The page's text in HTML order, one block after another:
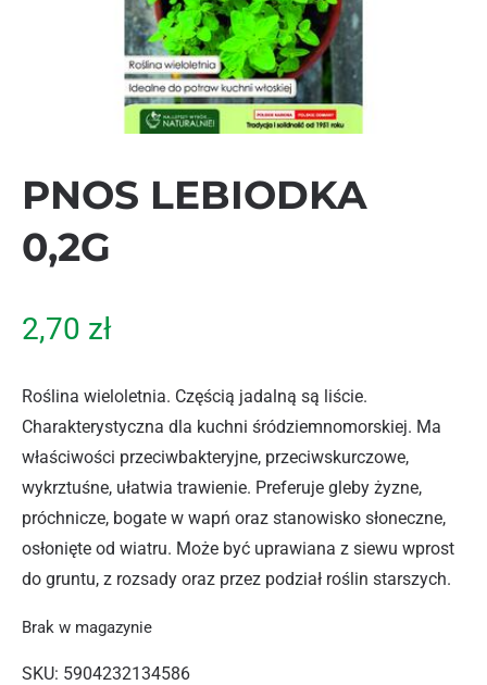
PNOS LEBIODKA
0,2G
2,70 zł
Roślina wieloletnia. Częścią jadalną są liście.
Charakterystyczna dla kuchni śródziemnomorskiej. Ma
właściwości przeciwbakteryjne, przeciwskurczowe,
wykrztuśne, ułatwia trawienie. Preferuje gleby żyzne,
próchnicze, bogate w wapń oraz stanowisko słoneczne,
osłonięte od wiatru. Może być uprawiana z siewu wprost
do gruntu, z rozsady oraz przez podział roślin starszych.
Brak w magazynie
SKU: 5904232134586